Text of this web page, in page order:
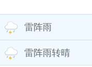
雷阵雨
雷阵雨转晴